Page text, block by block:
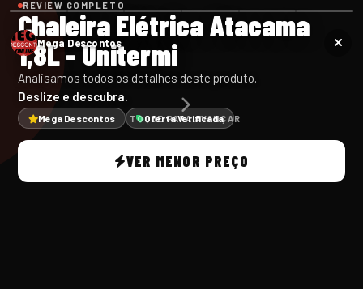
Mega Descontos
REVIEW COMPLETO
Chaleira Elétrica Atacama
1,8L - Unitermi
Analisamos todos os detalhes deste produto.
Deslize e descubra.
Mega Descontos Oferta Verificada
VER MENOR PREÇO
TOQUE PARA AVANÇAR